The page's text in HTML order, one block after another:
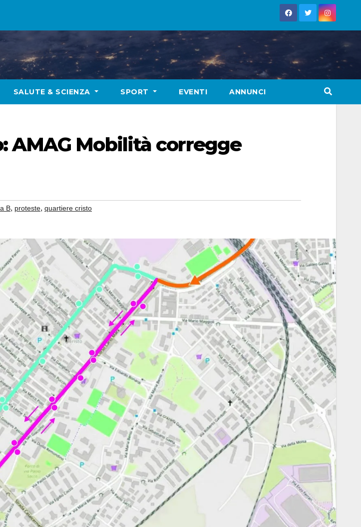
SALUTE & SCIENZA SPORT EVENTI ANNUNCI
AMAG Mobilità corregge
B, proteste, quartiere cristo